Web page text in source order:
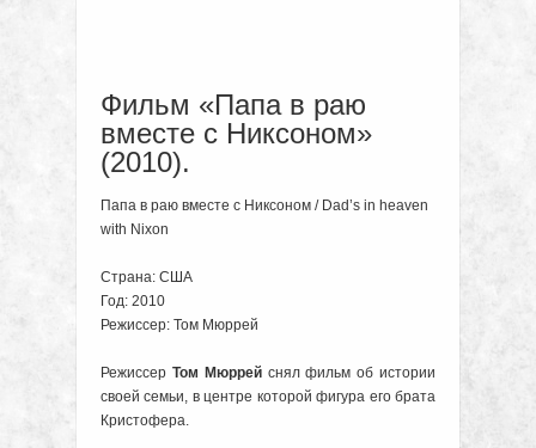
Фильм «Папа в раю
вместе с Никсоном»
(2010).
Папа в раю вместе с Никсоном / Dad’s in heaven
with Nixon
Страна: США
Год: 2010
Режиссер: Том Мюррей
Режиссер Том Мюррейснял фильм об истории
своей семьи, в центре которой фигура его брата
Кристофера.